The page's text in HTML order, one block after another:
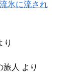
氷に流され
り
旅人 より